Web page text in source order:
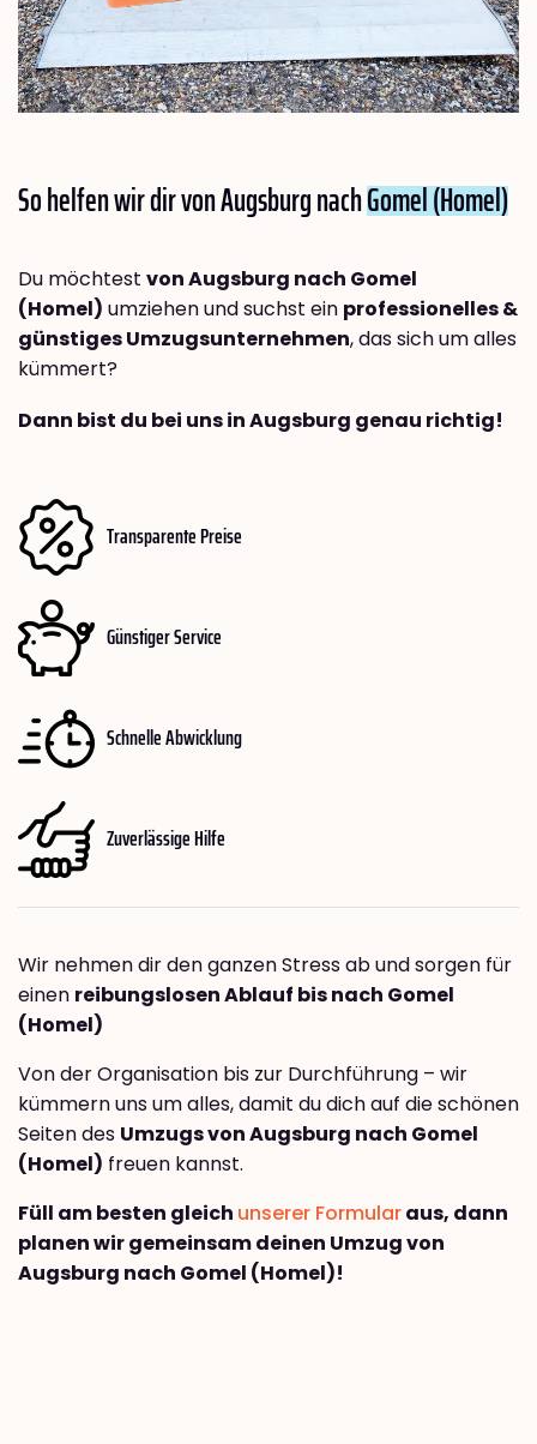
So helfen wir dir von Augsburg nachGomel (Homel)
Du möchtest von Augsburg nach Gomel
(Homel) umziehen und suchst ein professionelles &
günstiges Umzugsunternehmen, das sich um alles
kümmert?
Dann bist du bei uns in Augsburg genau richtig!
Transparente Preise
Günstiger Service
Schnelle Abwicklung
Zuverlässige Hilfe
Wir nehmen dir den ganzen Stress ab und sorgen für
einen reibungslosen Ablauf bis nach Gomel
(Homel)
Von der Organisation bis zur Durchführung – wir
kümmern uns um alles, damit du dich auf die schönen
Seiten des Umzugs von Augsburg nach Gomel
(Homel) freuen kannst.
Füll am besten gleich unserer Formularaus, dann
planen wir gemeinsam deinen Umzug von
Augsburg nach Gomel (Homel)!